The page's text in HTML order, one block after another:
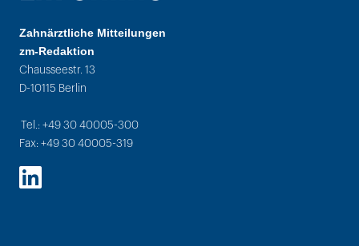
Zahnärztliche Mitteilungen
zm-Redaktion
Chausseestr. 13
D-10115 Berlin
Tel.: +49 30 40005-300
Fax: +49 30 40005-319
LinkedIn